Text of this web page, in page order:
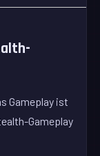
Gameplay ist
Gameplay